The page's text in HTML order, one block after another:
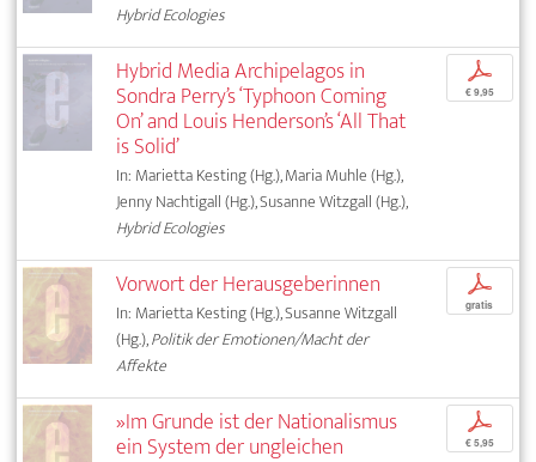
Hybrid Ecologies
Hybrid Media Archipelagos in
Sondra Perry’s ‘Typhoon Coming
On’ and Louis Henderson’s ‘All That
is Solid’
In: Marietta Kesting (Hg.), Maria Muhle (Hg.),
Jenny Nachtigall (Hg.), Susanne Witzgall (Hg.),
Hybrid Ecologies
p
€ 9,95
Vorwort der Herausgeberinnen
In: Marietta Kesting (Hg.), Susanne Witzgall
(Hg.),Politik der Emotionen/Macht der
Affekte
p
gratis
»Im Grunde ist der Nationalismus
ein System der ungleichen
p
€ 5,95